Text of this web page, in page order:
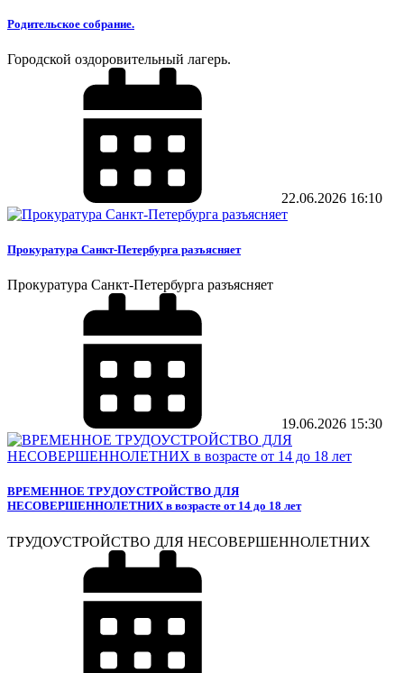
Родительское собрание.
Городской оздоровительный лагерь.
22.06.2026 16:10
Прокуратура Санкт-Петербурга разъясняет
Прокуратура Санкт-Петербурга разъясняет
19.06.2026 15:30
ВРЕМЕННОЕ ТРУДОУСТРОЙСТВО ДЛЯ
НЕСОВЕРШЕННОЛЕТНИХ в возрасте от 14 до 18 лет
ТРУДОУСТРОЙСТВО ДЛЯ НЕСОВЕРШЕННОЛЕТНИХ